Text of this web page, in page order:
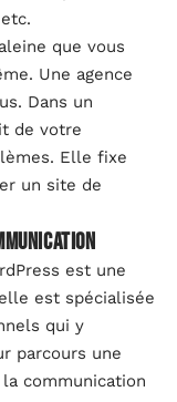
que vous
Une agence
Dans un
de votre
Elle fixe
un site de
est une
est spécialisée
qui y
parcours une
communication